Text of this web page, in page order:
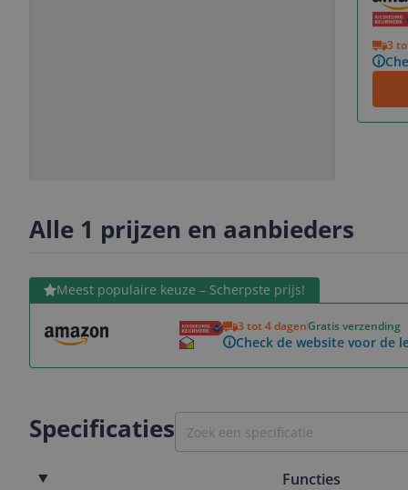
3
Alle 1 prijzen en aanbieders
Meest populaire keuze – Scherpste prijs!
3 tot 4 dagenGratis verzending
Check de website voor de
Bekijk product
Specificaties
Functies